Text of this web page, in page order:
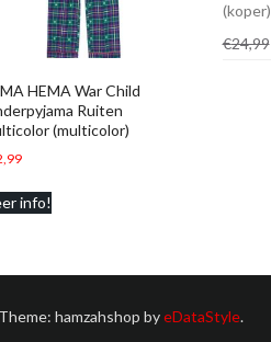
HEMA War Child
Ruiten
(multicolor)
info!
(koper)
€24,99
Theme: hamzahshop byeDataStyle.